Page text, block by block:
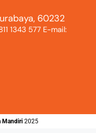
60232
1343 577 E-mail:
Mandiri 2025